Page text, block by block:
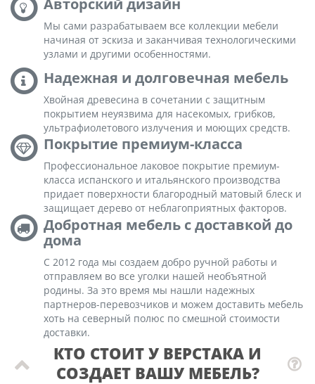
Авторский дизайн
Мы сами разрабатываем все коллекции мебели
начиная от эскиза и заканчивая технологическими
узлами и другими особенностями.
Надежная и долговечная мебель
Хвойная древесина в сочетании с защитным
покрытием неуязвима для насекомых, грибков,
ультрафиолетового излучения и моющих средств.
Покрытие премиум-класса
Профессиональное лаковое покрытие премиум-
класса испанского и итальянского производства
придает поверхности благородный матовый блеск и
защищает дерево от неблагоприятных факторов.
Добротная мебель с доставкой до
дома
С 2012 года мы создаем добро ручной работы и
отправляем во все уголки нашей необъятной
родины. За это время мы нашли надежных
партнеров-перевозчиков и можем доставить мебель
хоть на северный полюс по смешной стоимости
доставки.
КТО СТОИТ У ВЕРСТАКА И
СОЗДАЕТ ВАШУ МЕБЕЛЬ?